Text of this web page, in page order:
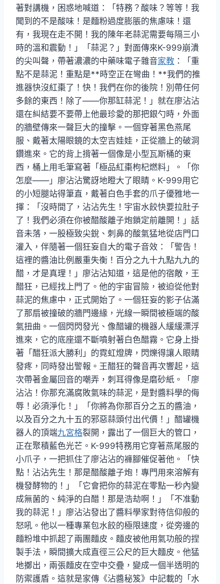
著對講機，困惑地喊道：「特務？酸味？等等！我
聞到的不是酸味！是麵粉過度膨脹的焦慮味！還
有，我現在走不開！我的陳年老蒜泥需要每隔三小
時的溫和震動！」「蒜泥？」對面傳來K-999崩潰
的尖叫聲，帶著濃濃的中藥味電子雜音家教 ：「重
點不是蒜泥！重點是**時空正在彎曲！**我們的推
進器快沒紅棗了！快！我們在你的後院！別帶任何
多餘的東西！除了——你那缸蒜泥！」就在廖沾沾
還在糾結要不要帶上他最珍愛的那把銀勺時，外面
的牆壁傳來一聲巨大的撞擊。一個穿著黑色燕尾
服、戴著太陽眼鏡的太空吉娃娃，正從牆上的破洞
鑽進來。它的背上揹著一個像是小型瓦斯桶的東
西，桶上用毛筆寫著「極品紅棗枸杞燃料」。「你
怎麼——」廖沾沾驚訝地瞪大了眼睛。K-999用它
的小短腿站得筆直，戴著白色手套的爪子優雅地一
揮：「沒時間了，沾沾先生！宇宙水餃快要拉肚子
了！我們必須在你被醋酸離子炮鎖定前離開！」話
音未落，一股極致尖銳、刺鼻的酸氣猛地從店門口
灌入，伴隨著一個狂妄自大的電子音效：「警告！
這裡的醬油比例嚴重失衡！百分之九十九點九九的
醋，才是真理！」廖沾沾知道，這是他的宿敵，王
醋狂，已經找上門了。他的宇宙冒險，被迫從他對
蒜泥的焦慮中，正式開始了。一個狂妄的影子佔滿
了那扇被撞破的牆門邊緣，光線一瞬間被極端的酸
氣扭曲。一個閃閃發光、像醋罐的機器人緩緩漂浮
進來，它的底座還不斷噴射著白色醋霧。它身上掛
著「醋狂派大勝利」的霓虹燈牌，閃爍得讓人眼睛
發疼，同時發出警報。王醋狂的聲音再次響起，這
次帶著金屬回音的嘲弄，刺耳得像是磨砂紙。「廖
沾沾！你那充滿腐敗氣味的蒜泥，是對醬料學的侮
辱！必須淨化！」「你將為你那百分之五的醬油，
以及百分之九十五的邪惡蒜頭付出代價！」醋罐機
器人的頂端九宮格裂開，露出了一個巨大的管口，
正在聚積藍色光芒。K-999特務用它穿著燕尾服的
小爪子，一把抓住了廖沾沾的褲腳催促著他。「快
點！沾沾先生！那是醋酸離子炮！專門用來溶解有
機發酵物的！」「它會把你的蒜泥在零點一秒內變
成無菌的、純淨的白醋！那是浩劫啊！」「不准動
我的蒜泥！」廖沾沾發出了醬料學家對待信仰般的
怒吼。他以一種專業包水餃的極限速度，從旁邊的
麵粉堆中抓起了兩團麵皮。麵皮被他用氣功般的捏
製手法，瞬間擴大成直徑三公尺的巨大麵皮。他猛
地擲出，兩張麵皮在空中交疊，變成一個半透明的
防禦護盾。這就是家傳《沾醬秘笈》中記載的「水